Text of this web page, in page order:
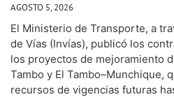
AGOSTO 5, 2026
El Ministerio de Transporte, a
de Vías (Invías), publicó los
los proyectos de mejoramiento
Tambo y El Tambo–Munchique,
recursos de vigencias futuras